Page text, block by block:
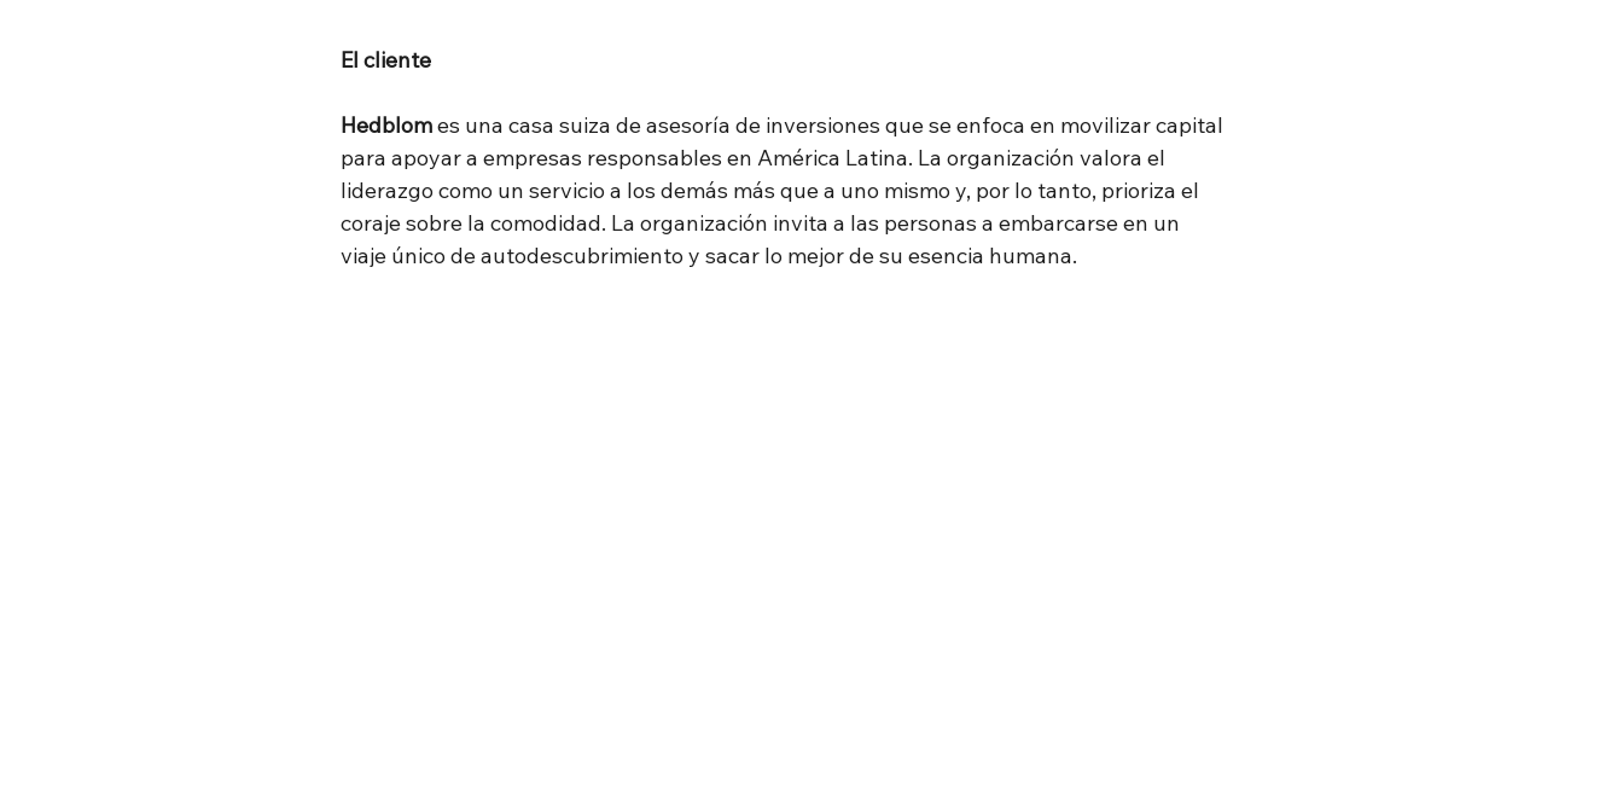
El cliente
Hedblom es una casa suiza de asesoría de inversiones que se enfoca en movilizar capital
para apoyar a empresas responsables en América Latina. La organización valora el
liderazgo como un servicio a los demás más que a uno mismo y, por lo tanto, prioriza el
coraje sobre la comodidad. La organización invita a las personas a embarcarse en un
viaje único de autodescubrimiento y sacar lo mejor de su esencia humana.